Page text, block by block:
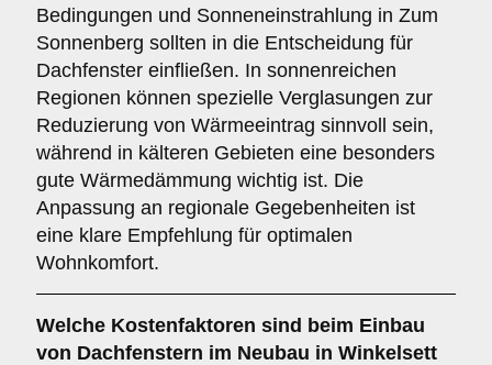
Bedingungen und Sonneneinstrahlung in Zum
Sonnenberg sollten in die Entscheidung für
Dachfenster einfließen. In sonnenreichen
Regionen können spezielle Verglasungen zur
Reduzierung von Wärmeeintrag sinnvoll sein,
während in kälteren Gebieten eine besonders
gute Wärmedämmung wichtig ist. Die
Anpassung an regionale Gegebenheiten ist
eine klare Empfehlung für optimalen
Wohnkomfort.
Welche Kostenfaktoren sind beim Einbau
von Dachfenstern im Neubau in Winkelsett